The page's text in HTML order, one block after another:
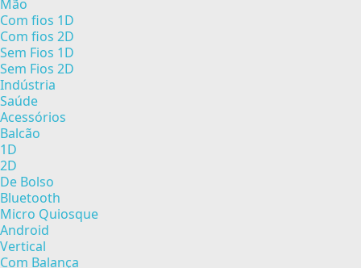
Mão
Com fios 1D
Com fios 2D
Sem Fios 1D
Sem Fios 2D
Indústria
Saúde
Acessórios
Balcão
1D
2D
De Bolso
Bluetooth
Micro Quiosque
Android
Vertical
Com Balança